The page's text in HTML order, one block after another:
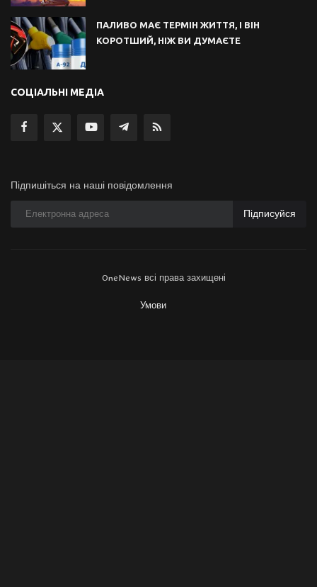
ПАЛИВО МАЄ ТЕРМІН ЖИТТЯ, І ВІН
КОРОТШИЙ, НІЖ ВИ ДУМАЄТЕ
СОЦІАЛЬНІ МЕДІА
Підпишіться на наші повідомлення
Підписуйся
OneNews всі права захищені
Умови